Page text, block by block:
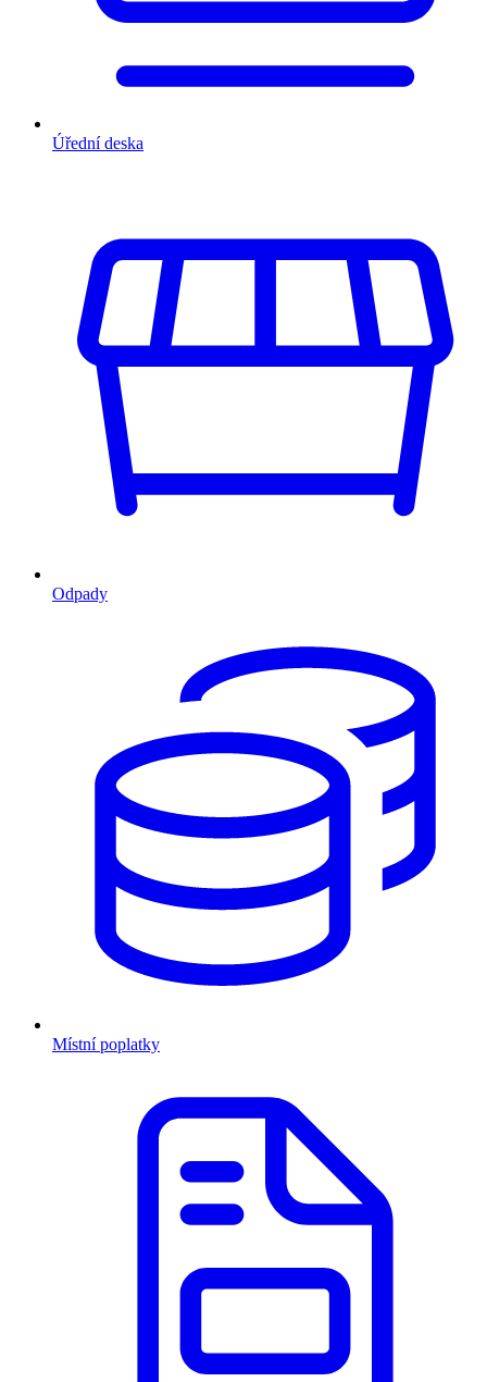
Úřední deska
Odpady
Místní poplatky